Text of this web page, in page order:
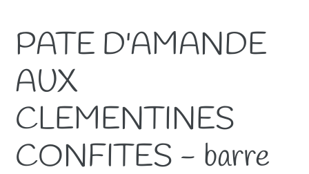
PATE D'AMANDE
AUX
CLEMENTINES
CONFITES - barre